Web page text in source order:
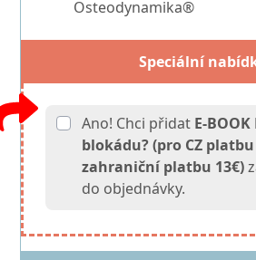
Osteodynamika®
Speciální
Ano! Chci přidat E-
blokádu? (pro CZ
zahraniční platbu 13€)
do objednávky.